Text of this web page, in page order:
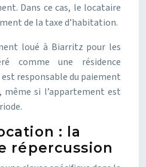
Dans ce cas, le locataire
de la taxe d’habitation.
loué à Biarritz pour les
comme une résidence
responsable du paiement
même si l’appartement est
: la
répercussion